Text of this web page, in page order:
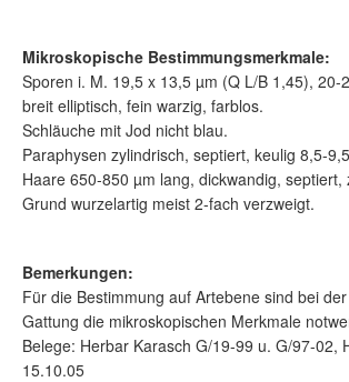
Mikroskopische Bestimmungsmerkmale:
Sporen i. M. 19,5 x 13,5 µm (Q L/B 1,45), 20-
breit elliptisch, fein warzig, farblos.
Schläuche mit Jod nicht blau.
Paraphysen zylindrisch, septiert, keulig 8,5-
Haare 650-850 µm lang, dickwandig, septiert,
Grund wurzelartig meist 2-fach verzweigt.
Bemerkungen:
Für die Bestimmung auf Artebene sind bei
Gattung die mikroskopischen Merkmale
Belege: Herbar Karasch G/19-99 u. G/97-02,
15.10.05